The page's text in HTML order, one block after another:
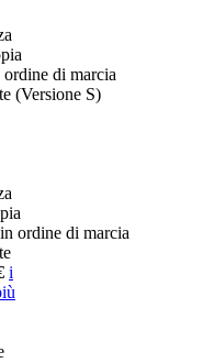
ordine di marcia
(Versione S)
ordine di marcia
i